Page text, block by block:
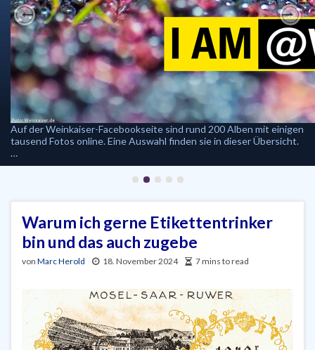
Auf der Weinkaiser-Facebookseite sind rund 200 Alben mit einigen
tausend Fotos online. Eine Auswahl finden sie in dieser Übersicht.
…
Previous
Warum ich gerne Etikettentrinker
bin und das auch zugebe
von Marc Herold 18. November 2024 7 mins to read